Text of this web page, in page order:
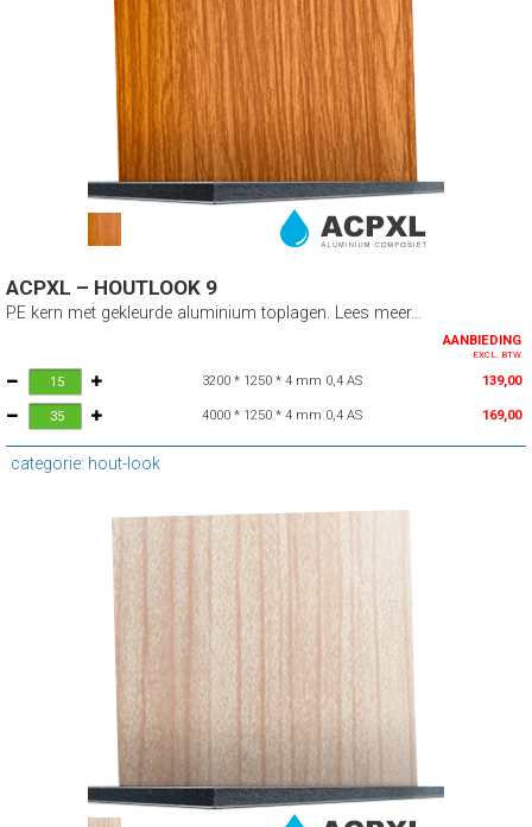
ACPXL – HOUTLOOK 9
PE kern met gekleurde aluminium toplagen. Lees meer...
AANBIEDING
EXCL. BTW
3200 * 1250 * 4 mm 0,4 AS 139,00
4000 * 1250 * 4 mm 0,4 AS 169,00
categorie: hout-look